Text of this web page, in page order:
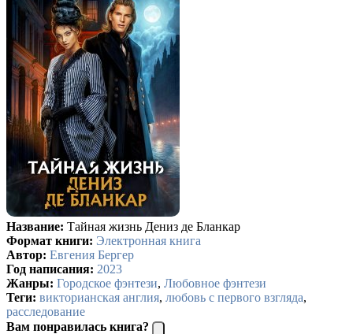
Название: Тайная жизнь Дениз де Бланкар
Формат книги: Электронная книга
Автор: Евгения Бергер
Год написания: 2023
Жанры: Городское фэнтези, Любовное фэнтези
Теги: викторианская англия, любовь с первого взгляда,
расследование
Вам понравилась книга?